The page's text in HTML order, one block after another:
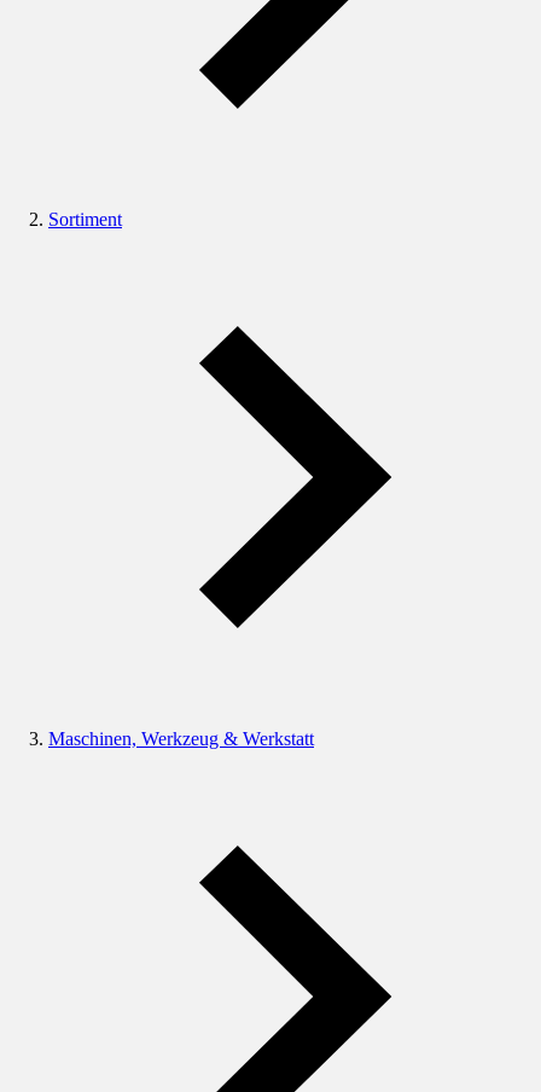
Sortiment
Maschinen, Werkzeug & Werkstatt